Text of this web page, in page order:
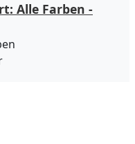
Alle Farben -